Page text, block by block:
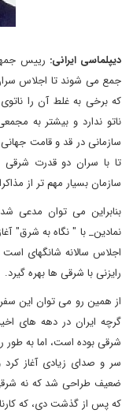
دیپلماسی ایرانی: رییس
جمع می شوند تا اجلاس سران
که برخی به غلط آن را
ناتو ندارد و بیشتر به
سازمانی در قد و قامت
تا با سران دو قدرت شرقی
سازمان بسیار مهم تر از
بنابراین می توان مدعی
نمادین_ با " نگاه به شرق"
اجلاس سالانه شانگهای
رایزنی با شرقی ها بهره گیرد.
گرچه ایران در دهه های
شرقی بوده است، اما به
سر و صدای زیادی آغاز کرد
ضعیف طراحی شد که نه شرقی
که پس از گذشت دی، که